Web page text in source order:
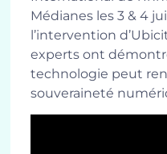
Médianes les 3 & 4
l’intervention d’
experts ont
technologie peut
souveraineté